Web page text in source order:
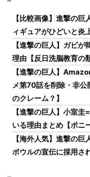
【比較画像】進撃の
ィギュアがひどいと炎
【進撃の巨人】ガビ
理由【反日洗脳教育の
【進撃の巨人】
メ第70話を削除・非公
のクレーム？】
【進撃の巨人】小室
いる理由まとめ【ポニ
【海外人気】進撃の
ボウルの宣伝に採用さ